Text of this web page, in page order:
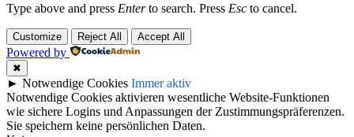
Type above and press Enterto search. Press Esc to cancel.
Customize Reject All Accept All
Powered by
✖
► Notwendige Cookies Immer aktiv
Notwendige Cookies aktivieren wesentliche Website-Funktionen
wie sichere Logins und Anpassungen der Zustimmungspräferenzen.
Sie speichern keine persönlichen Daten.